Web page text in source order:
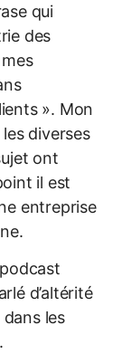
qui
des
». Mon
diverses
ont
il est
entreprise
d’altérité
les